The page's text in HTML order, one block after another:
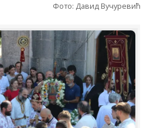
Фото: Давид Вучуревић